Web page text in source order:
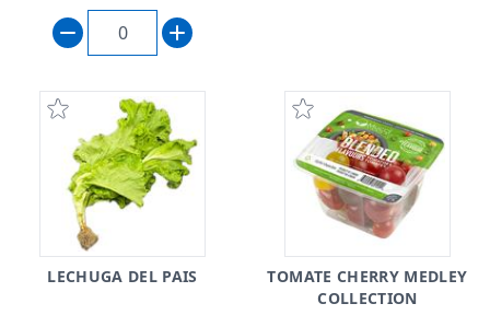
LECHUGA DEL PAIS
TOMATE CHERRY MEDLEY
COLLECTION